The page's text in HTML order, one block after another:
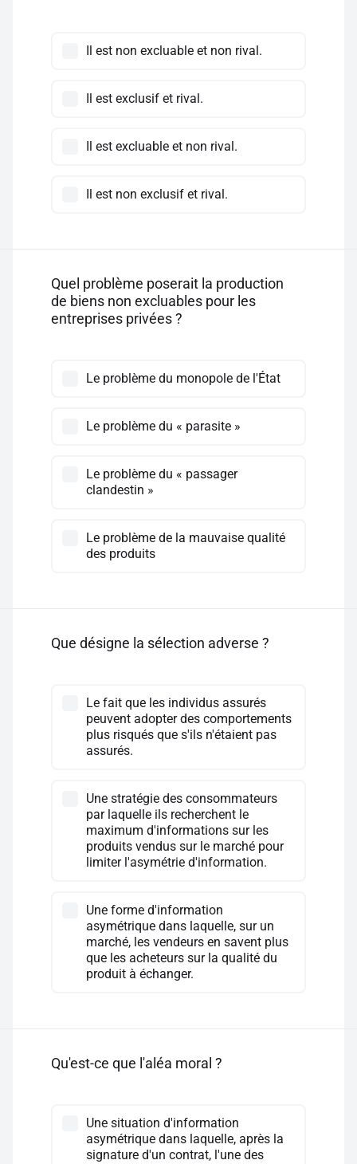
Il est non excluable et non rival.
Il est exclusif et rival.
Il est excluable et non rival.
Il est non exclusif et rival.
Quel problème poserait la production
de biens non excluables pour les
entreprises privées ?
Le problème du monopole de l'État
Le problème du « parasite »
Le problème du « passager
clandestin »
Le problème de la mauvaise qualité
des produits
Que désigne la sélection adverse ?
Le fait que les individus assurés
peuvent adopter des comportements
plus risqués que s'ils n'étaient pas
assurés.
Une stratégie des consommateurs
par laquelle ils recherchent le
maximum d'informations sur les
produits vendus sur le marché pour
limiter l'asymétrie d'information.
Une forme d'information
asymétrique dans laquelle, sur un
marché, les vendeurs en savent plus
que les acheteurs sur la qualité du
produit à échanger.
Qu'est-ce que l'aléa moral ?
Une situation d'information
asymétrique dans laquelle, après la
signature d'un contrat, l'une des